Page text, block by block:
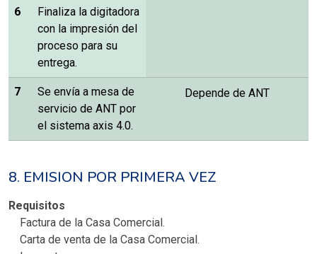
6
Finaliza la digitadora
con la impresión del
proceso para su
entrega.
7
Se envía a mesa de
servicio de ANT por
el sistema axis 4.0.
Depende de ANT
8. EMISION POR PRIMERA VEZ
Requisitos
Factura de la Casa Comercial.
Carta de venta de la Casa Comercial.